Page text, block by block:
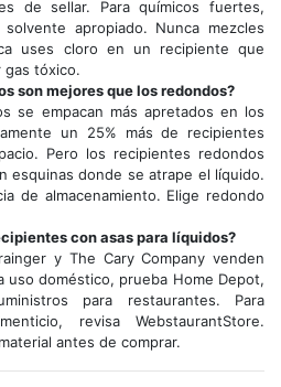
de sellar. Para químicos fuertes,
apropiado. Nunca mezcles
uses cloro en un recipiente que
gas tóxico.
son mejores que los redondos?
se empacan más apretados en los
un 25% más de recipientes
Pero los recipientes redondos
esquinas donde se atrape el líquido.
de almacenamiento. Elige redondo
con asas para líquidos?
y The Cary Company venden
uso doméstico, prueba Home Depot,
para restaurantes. Para
revisa WebstaurantStore.
antes de comprar.